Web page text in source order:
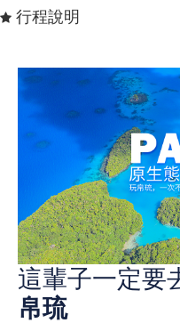
行程說明
這輩子一定要
帛琉